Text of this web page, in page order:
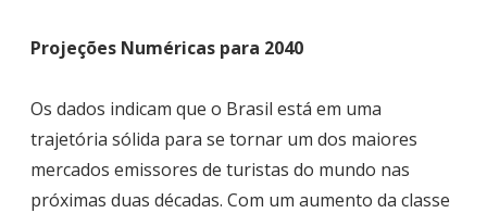
Projeções Numéricas para 2040
Os dados indicam que o Brasil está em uma
trajetória sólida para se tornar um dos maiores
mercados emissores de turistas do mundo nas
próximas duas décadas. Com um aumento da classe